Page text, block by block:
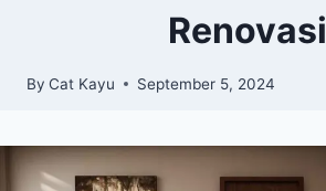
Renovasi
By Cat Kayu September 5, 2024